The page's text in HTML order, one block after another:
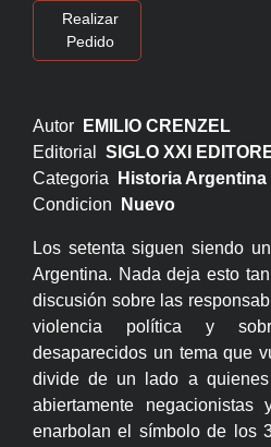
Realizar
Pedido
Autor
EMILIO CRENZEL
Editorial SIGLO XXI
Categoria
Historia Argentina
Condicion
Nuevo
Los setenta siguen siendo
Argentina. Nada deja esto
discusión sobre las
violencia política y
desaparecidos un tema que
divide de un lado a quienes
abiertamente
enarbolan el símbolo de los